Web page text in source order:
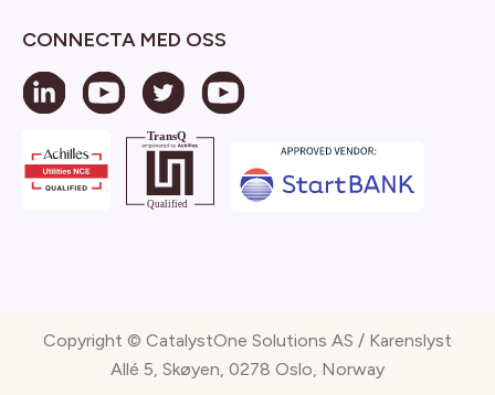
CONNECTA MED OSS
Copyright © CatalystOne Solutions AS / Karenslyst
Allé 5, Skøyen, 0278 Oslo, Norway